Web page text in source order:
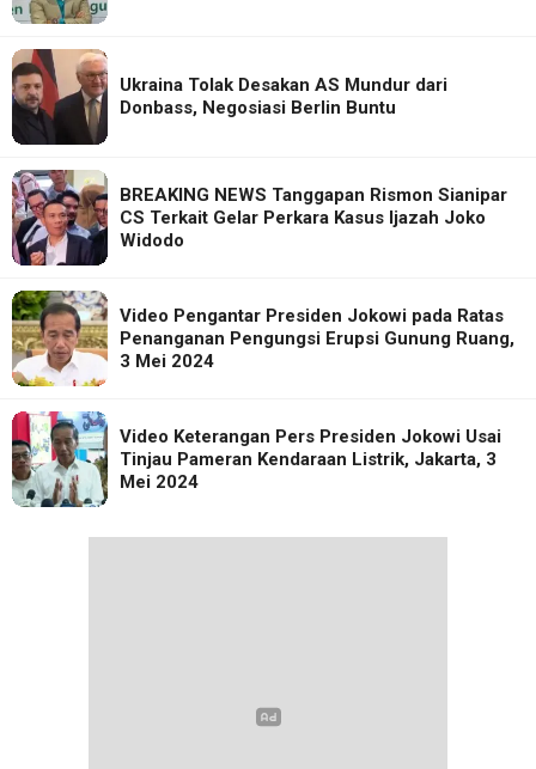
Ukraina Tolak Desakan AS Mundur dari
Donbass, Negosiasi Berlin Buntu
BREAKING NEWS Tanggapan Rismon Sianipar
CS Terkait Gelar Perkara Kasus Ijazah Joko
Widodo
Video Pengantar Presiden Jokowi pada Ratas
Penanganan Pengungsi Erupsi Gunung Ruang,
3 Mei 2024
Video Keterangan Pers Presiden Jokowi Usai
Tinjau Pameran Kendaraan Listrik, Jakarta, 3
Mei 2024